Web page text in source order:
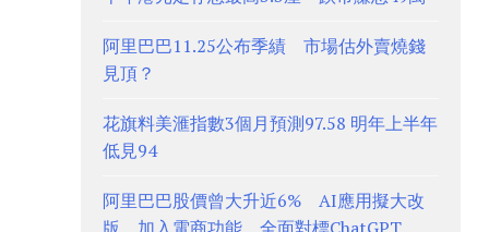
阿里巴巴11.25公布季績 市場估外賣燒錢
見頂？
花旗料美滙指數3個月預測97.58 明年上半年
低見94
阿里巴巴股價曾大升近6% AI應用擬大改